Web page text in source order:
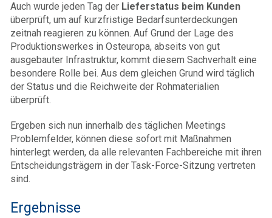
Auch wurde jeden Tag der Lieferstatus beim Kunden
überprüft, um auf kurzfristige Bedarfsunterdeckungen
zeitnah reagieren zu können. Auf Grund der Lage des
Produktionswerkes in Osteuropa, abseits von gut
ausgebauter Infrastruktur, kommt diesem Sachverhalt eine
besondere Rolle bei. Aus dem gleichen Grund wird täglich
der Status und die Reichweite der Rohmaterialien
überprüft.
Ergeben sich nun innerhalb des täglichen Meetings
Problemfelder, können diese sofort mit Maßnahmen
hinterlegt werden, da alle relevanten Fachbereiche mit ihren
Entscheidungsträgern in der Task-Force-Sitzung vertreten
sind.
Ergebnisse